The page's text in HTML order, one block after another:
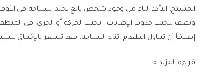
المسبح. التأكد التام من وجود شخص بالغ يجيد السباحة في
ونصف لتجنب حدوث الإصابات. تجنب الحركة أو الجري فى المنطقة
إطلاقاً أن تتناول الطعام أثناء السباحة، فقد تشعر بالإختناق
قراءة المزيد »